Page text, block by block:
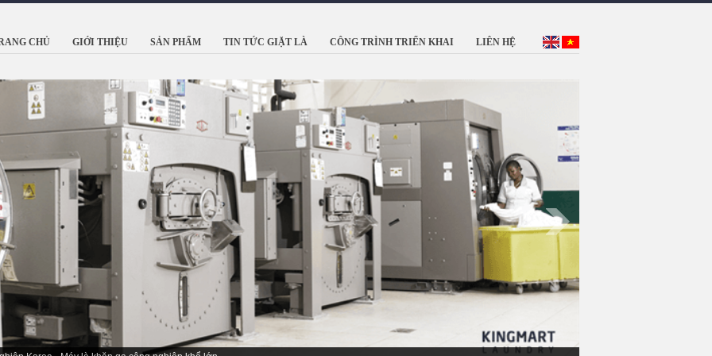
CHỦ GIỚI THIỆU SẢN PHẨM TIN TỨC GIẶT LÀ CÔNG TRÌNH TRIỂN KHAI LIÊN HỆ